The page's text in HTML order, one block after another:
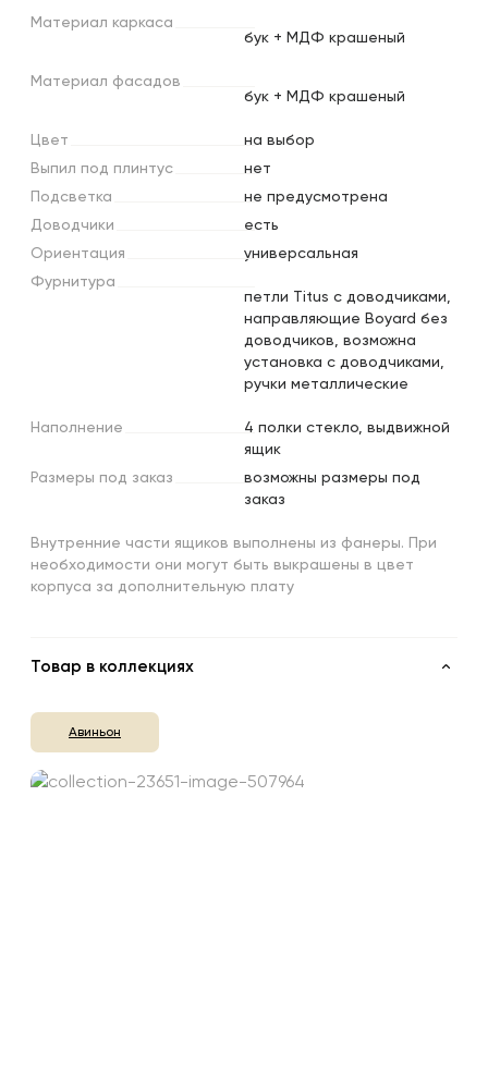
Материал каркаса
бук + МДФ крашеный
Материал фасадов
бук + МДФ крашеный
Цвет
на выбор
Выпил под плинтус
нет
Подсветка
не предусмотрена
Доводчики
есть
Ориентация
универсальная
Фурнитура
петли Titus с доводчиками,
направляющие Boyard без
доводчиков, возможна
установка с доводчиками,
ручки металлические
Наполнение
4 полки стекло, выдвижной
ящик
Размеры под заказ
возможны размеры под
заказ
Внутренние части ящиков выполнены из фанеры. При
необходимости они могут быть выкрашены в цвет
корпуса за дополнительную плату
Товар в коллекциях
Авиньон